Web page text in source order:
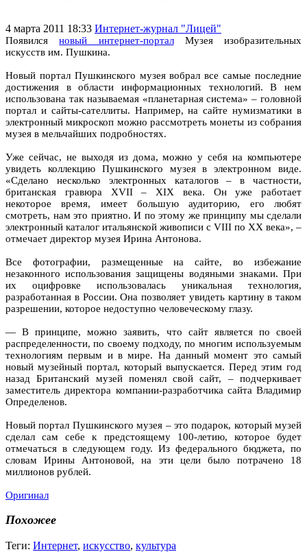
4 марта 2011 18:33 Интернет-журнал "Лицей"
Появилсяновый интернет-порталМузея изобразительных
искусств им. Пушкина.
Новый портал Пушкинского музея вобрал все самые последние
достижения в области информационных технологий. В нем
использована так называемая «планетарная система» – головной
портал и сайты-сателлиты. Например, на сайте нумизматики в
электронный микроскоп можно рассмотреть монеты из собрания
музея в мельчайших подробностях.
Уже сейчас, не выходя из дома, можно у себя на компьютере
увидеть коллекцию Пушкинского музея в электронном виде.
«Сделано несколько электронных каталогов – в частности,
британская гравюра XVII – XIX века. Он уже работает
некоторое время, имеет большую аудиторию, его любят
смотреть, нам это приятно. И по этому же принципу мы сделали
электронный каталог итальянской живописи с VIII по XX века», –
отмечает директор музея Ирина Антонова.
Все фотографии, размещенные на сайте, во избежание
незаконного использования защищены водяными знаками. При
их оцифровке использовалась уникальная технология,
разработанная в России. Она позволяет увидеть картину в таком
разрешении, которое недоступно человеческому глазу.
— В принципе, можно заявить, что сайт является по своей
распределенности, по своему подходу, по многим используемым
технологиям первым и в мире. На данный момент это самый
новый музейный портал, который выпускается. Перед этим год
назад Британский музей поменял свой сайт, – подчеркивает
заместитель директора компании-разработчика сайта Владимир
Определенов.
Новый портал Пушкинского музея – это подарок, который музей
сделал сам себе к предстоящему 100-летию, которое будет
отмечаться в следующем году. Из федерального бюджета, по
словам Ирины Антоновой, на эти цели было потрачено 18
миллионов рублей.
Оригинал
Похожее
Теги: Интернет, искусство, культура